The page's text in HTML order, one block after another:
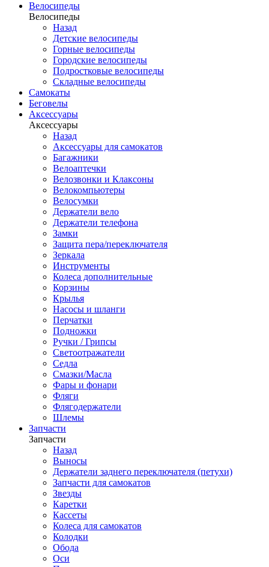
Велосипеды
Велосипеды
Назад
Детские велосипеды
Горные велосипеды
Городские велосипеды
Подростковые велосипеды
Складные велосипеды
Самокаты
Беговелы
Аксессуары
Аксессуары
Назад
Аксессуары для самокатов
Багажники
Велоаптечки
Велозвонки и Клаксоны
Велокомпьютеры
Велосумки
Держатели вело
Держатели телефона
Замки
Защита пера/переключателя
Зеркала
Инструменты
Колеса дополнительные
Корзины
Крылья
Насосы и шланги
Перчатки
Подножки
Ручки / Грипсы
Светоотражатели
Седла
Смазки/Масла
Фары и фонари
Фляги
Флягодержатели
Шлемы
Запчасти
Запчасти
Назад
Выносы
Держатели заднего переключателя (петухи)
Запчасти для самокатов
Звезды
Каретки
Кассеты
Колеса для самокатов
Колодки
Обода
Оси